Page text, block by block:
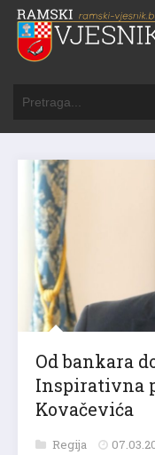
Od bankara
Inspirativna
Kovačevića
Regija